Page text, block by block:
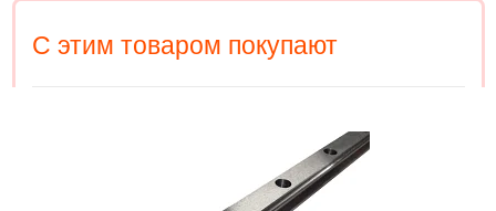
С этим товаром покупают